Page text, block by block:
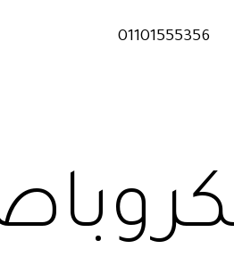
01101555356